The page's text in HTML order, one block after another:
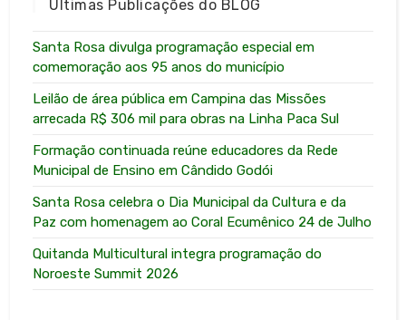
Últimas Publicações do BLOG
Santa Rosa divulga programação especial em
comemoração aos 95 anos do município
Leilão de área pública em Campina das Missões
arrecada R$ 306 mil para obras na Linha Paca Sul
Formação continuada reúne educadores da Rede
Municipal de Ensino em Cândido Godói
Santa Rosa celebra o Dia Municipal da Cultura e da
Paz com homenagem ao Coral Ecumênico 24 de Julho
Quitanda Multicultural integra programação do
Noroeste Summit 2026